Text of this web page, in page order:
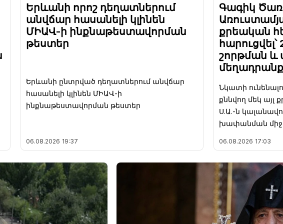
Երևանի որոշ դեղատներում
անվճար հասանելի կլինեն
ՄԻԱՎ-ի ինքնաթեստավորման
թեստեր
Երևանի ընտրված դեղատներում անվճար
հասանելի կլինեն ՄԻԱՎ-ի
ինքնաթեստավորման թեստեր
06.08.2026 19:37
Գագիկ
քրեական
հարուցվել՝
շորթման և
Նկատի
քննվող մեկ այլ
Ս.Ա.-ն
խափանման
06.08.2026 17:03